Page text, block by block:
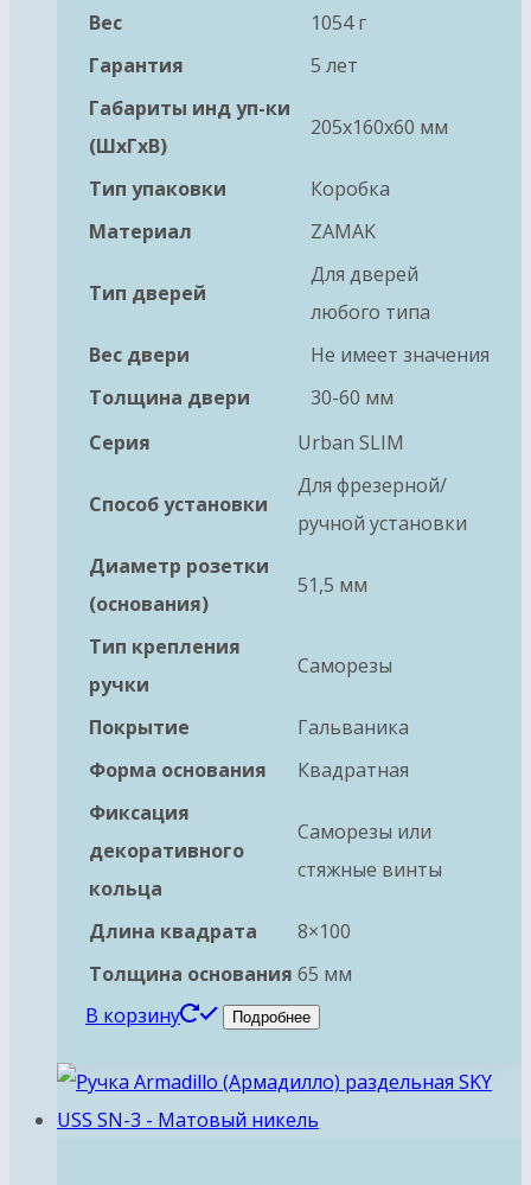
Вес
1054 г
Гарантия
5 лет
Габариты инд уп-ки
(ШхГхВ)
205x160x60 мм
Тип упаковки
Коробка
Материал
ZAMAK
Тип дверей
Для дверей
любого типа
Вес двери
Не имеет значения
Толщина двери
30-60 мм
Серия
Urban SLIM
Способ установки
Для фрезерной/
ручной установки
Диаметр розетки
(основания)
51,5 мм
Тип крепления
ручки
Саморезы
Покрытие
Гальваника
Форма основания
Квадратная
Фиксация
декоративного
кольца
Саморезы или
стяжные винты
Длина квадрата
8×100
Толщина основания 65 мм
В корзину
Подробнее